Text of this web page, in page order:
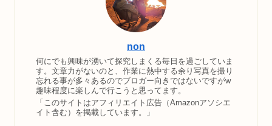
non
何にでも興味が湧いて探究しまくる毎日を過ごしていま
す。文章力がないのと、作業に熱中する余り写真を撮り
忘れる事が多々あるのでブロガー向きではないですがw
趣味程度に楽しんで行こうと思ってます。
「このサイトはアフィリエイト広告（Amazonアソシエ
イト含む）を掲載しています。」